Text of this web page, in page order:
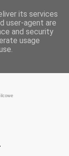
its services
user-agent are
and security
usage